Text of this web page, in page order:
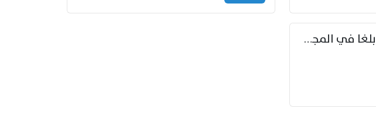
إنّ أباها وأبا أباها … قد بلغا في المجد غايتاها